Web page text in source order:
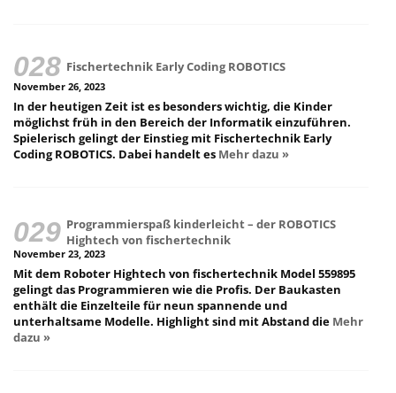
Fischertechnik Early Coding ROBOTICS
November 26, 2023
In der heutigen Zeit ist es besonders wichtig, die Kinder
möglichst früh in den Bereich der Informatik einzuführen.
Spielerisch gelingt der Einstieg mit Fischertechnik Early
Coding ROBOTICS. Dabei handelt es Mehr dazu »
Programmierspaß kinderleicht – der ROBOTICS
Hightech von fischertechnik
November 23, 2023
Mit dem Roboter Hightech von fischertechnik Model 559895
gelingt das Programmieren wie die Profis. Der Baukasten
enthält die Einzelteile für neun spannende und
unterhaltsame Modelle. Highlight sind mit Abstand die Mehr
dazu »